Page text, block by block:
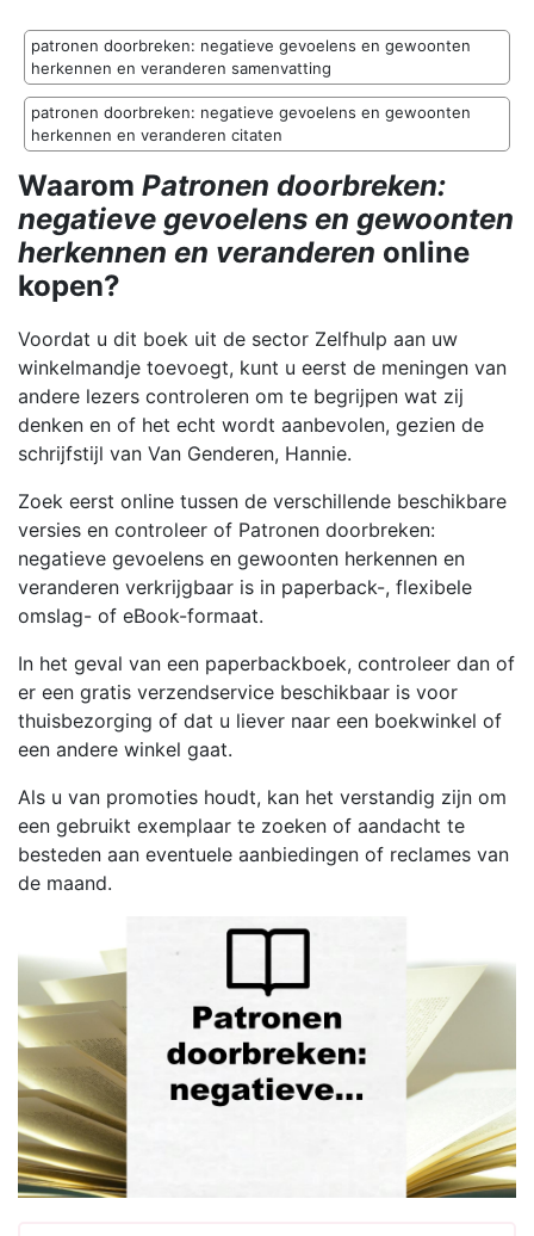
patronen doorbreken: negatieve gevoelens en gewoonten
herkennen en veranderen samenvatting
patronen doorbreken: negatieve gevoelens en gewoonten
herkennen en veranderen citaten
Waarom Patronen doorbreken:
negatieve gevoelens en gewoonten
herkennen en veranderen online
kopen?
Voordat u dit boek uit de sector Zelfhulp aan uw
winkelmandje toevoegt, kunt u eerst de meningen van
andere lezers controleren om te begrijpen wat zij
denken en of het echt wordt aanbevolen, gezien de
schrijfstijl van Van Genderen, Hannie.
Zoek eerst online tussen de verschillende beschikbare
versies en controleer of Patronen doorbreken:
negatieve gevoelens en gewoonten herkennen en
veranderen verkrijgbaar is in paperback-, flexibele
omslag- of eBook-formaat.
In het geval van een paperbackboek, controleer dan of
er een gratis verzendservice beschikbaar is voor
thuisbezorging of dat u liever naar een boekwinkel of
een andere winkel gaat.
Als u van promoties houdt, kan het verstandig zijn om
een gebruikt exemplaar te zoeken of aandacht te
besteden aan eventuele aanbiedingen of reclames van
de maand.